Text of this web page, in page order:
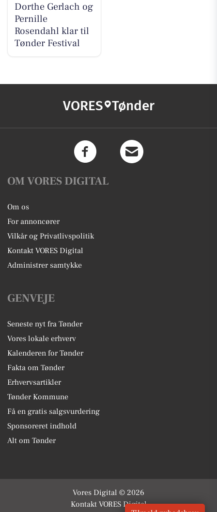
Dorthe Gerlach og
Pernille
Rosendahl klar til
Tønder Festival
VORES Tønder
OM VORES DIGITAL
Om os
For annoncører
Vilkår og Privatlivspolitik
Kontakt VORES Digital
Administrer samtykke
GENVEJE
Seneste nyt fra Tønder
Vores lokale erhverv
Kalenderen for Tønder
Fakta om Tønder
Erhvervsartikler
Tønder Kommune
Få en gratis salgsvurdering
Sponsoreret indhold
Alt om Tønder
Vores Digital © 2026
Kontakt VORES Digital